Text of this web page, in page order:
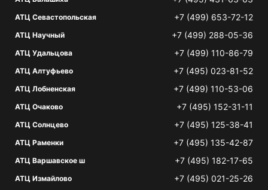
АТЦ Севастопольская +7 (499) 653-72-12
АТЦ Научный +7 (499) 288-05-36
АТЦ Удальцова +7 (499) 110-86-79
АТЦ Алтуфьево +7 (495) 023-81-52
АТЦ Лобненская +7 (499) 110-53-06
АТЦ Очаково +7 (495) 152-31-11
АТЦ Солнцево +7 (495) 125-38-41
АТЦ Раменки +7 (495) 135-42-87
АТЦ Варшавское ш +7 (495) 182-17-65
АТЦ Измайлово +7 (495) 021-25-26